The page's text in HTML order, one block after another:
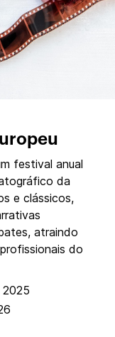
festival anual
da
e clássicos,
atraindo
do